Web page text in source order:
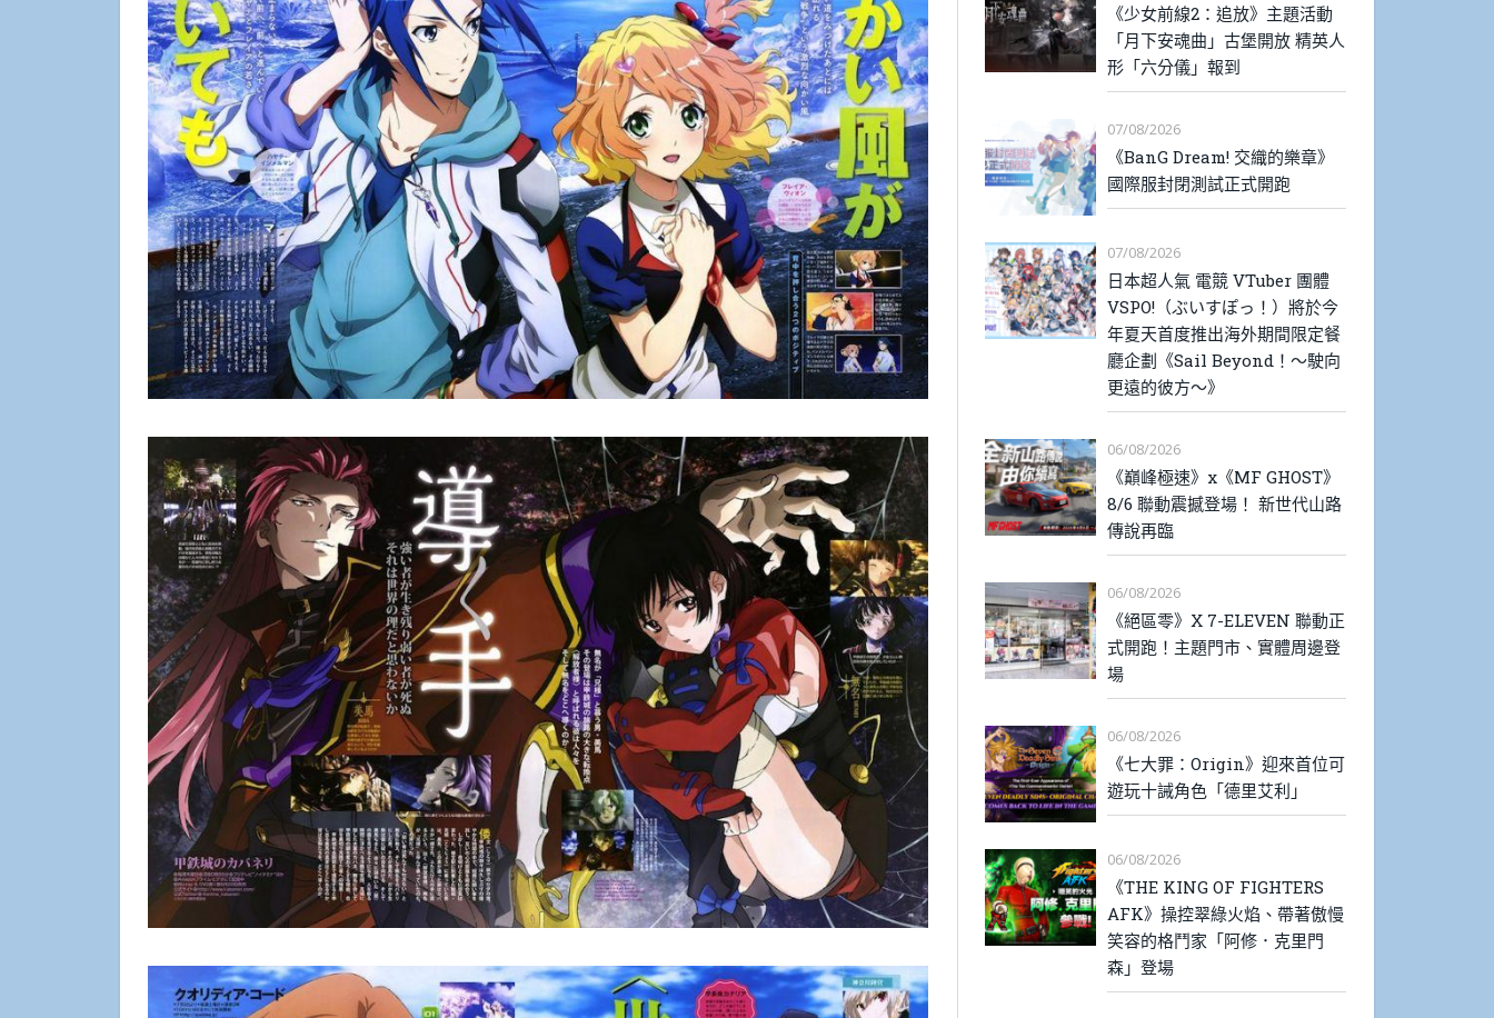
《少女前線2：追放》主題活動
「月下安魂曲」古堡開放 精英人
形「六分儀」報到
07/08/2026
《BanG Dream! 交織的樂章》
國際服封閉測試正式開跑
07/08/2026
日本超人氣 電競 VTuber 團體
VSPO!（ぶいすぽっ！）將於今
年夏天首度推出海外期間限定餐
廳企劃《Sail Beyond！～駛向
更遠的彼方～》
06/08/2026
《巔峰極速》x《MF GHOST》
8/6 聯動震撼登場！ 新世代山路
傳說再臨
06/08/2026
《絕區零》X 7-ELEVEN 聯動正
式開跑！主題門市、實體周邊登
場
06/08/2026
《七大罪：Origin》迎來首位可
遊玩十誡角色「德里艾利」
06/08/2026
《THE KING OF FIGHTERS
AFK》操控翠綠火焰、帶著傲慢
笑容的格鬥家「阿修．克里門
森」登場